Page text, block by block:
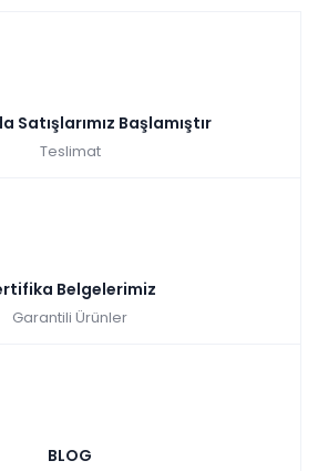
Satışlarımız Başlamıştır
Teslimat
Belgelerimiz
Garantili Ürünler
BLOG